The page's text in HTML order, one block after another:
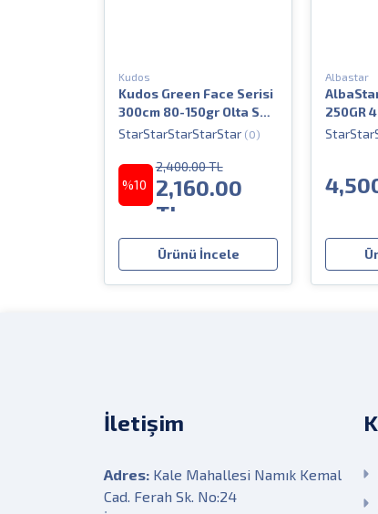
Kudos
Kudos Green Face Serisi
300cm 80-150gr Olta Surf
Kamışı
(0)
%10
2,400.00 TL
2,160.00
TL
Ürünü İncele
Albastar
250GR
Kamışı
İletişim
Adres: Kale Mahallesi Namık Kemal
Cad. Ferah Sk. No:24